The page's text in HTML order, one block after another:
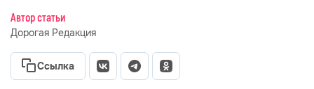
Автор статьи
Дорогая Редакция
Ссылка